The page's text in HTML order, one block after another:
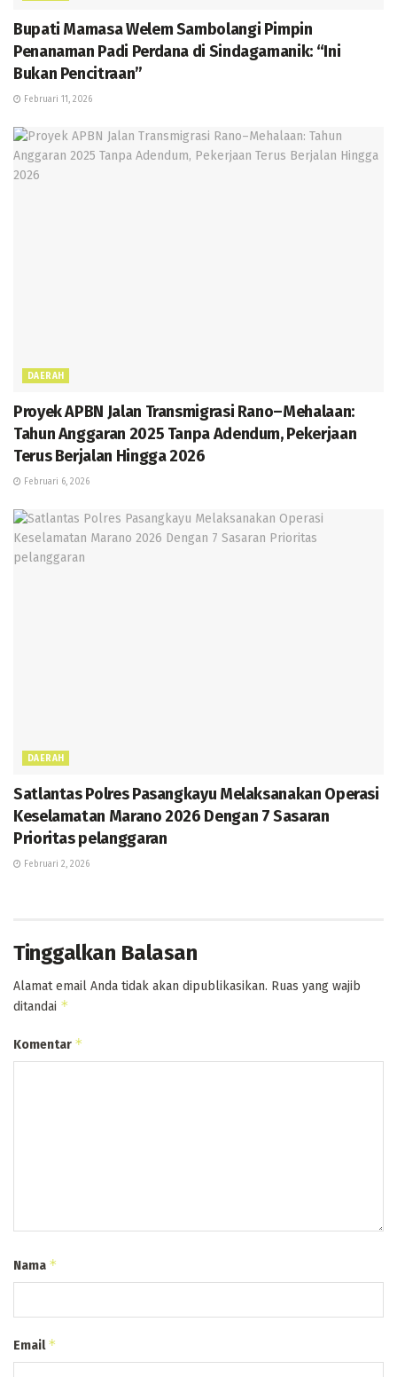
Bupati Mamasa Welem Sambolangi Pimpin
Penanaman Padi Perdana di Sindagamanik: “Ini
Bukan Pencitraan”
Februari 11, 2026
DAERAH
Proyek APBN Jalan Transmigrasi Rano–Mehalaan:
Tahun Anggaran 2025 Tanpa Adendum, Pekerjaan
Terus Berjalan Hingga 2026
Februari 6, 2026
DAERAH
Satlantas Polres Pasangkayu Melaksanakan Operasi
Keselamatan Marano 2026 Dengan 7 Sasaran
Prioritas pelanggaran
Februari 2, 2026
Tinggalkan Balasan
Alamat email Anda tidak akan dipublikasikan. Ruas yang wajib
ditandai *
Komentar *
Nama *
Email*